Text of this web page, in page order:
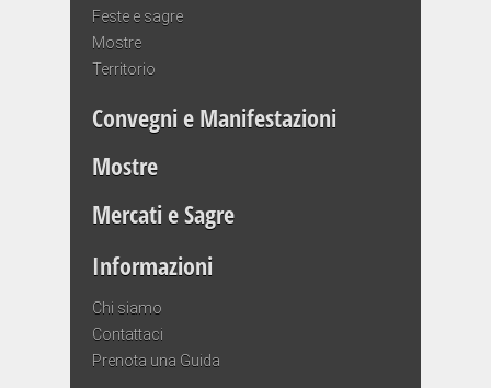
Feste e sagre
Mostre
Territorio
Convegni e Manifestazioni
Mostre
Mercati e Sagre
Informazioni
Chi siamo
Contattaci
Prenota una Guida